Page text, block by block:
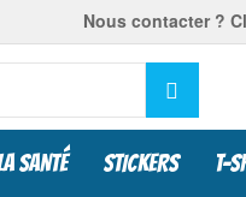
Nous contacter ?
SANTÉ STICKERS T-